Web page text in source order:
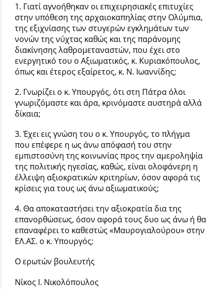
1. Γιατί αγνοήθηκαν οι επιχειρησιακές επιτυχίες
στην υπόθεση της αρχαιοκαπηλίας στην Ολύμπια,
της εξιχνίασης των στυγερών εγκλημάτων των
νονών της νύχτας καθώς και της παράνομης
διακίνησης λαθρομεταναστών, που έχει στο
ενεργητικό του ο Αξιωματικός, κ. Κυριακόπουλος,
όπως και έτερος εξαίρετος, κ. Ν. Ιωαννίδης;
2. Γνωρίζει ο κ. Υπουργός, ότι στη Πάτρα όλοι
γνωριζόμαστε και άρα, κρινόμαστε αυστηρά αλλά
δίκαια;
3. Έχει εις γνώση του ο κ. Υπουργός, το πλήγμα
που επέφερε η ως άνω απόφασή του στην
εμπιστοσύνη της κοινωνίας προς την αμεροληψία
της πολιτικής ηγεσίας, καθώς, είναι ολοφάνερη η
έλλειψη αξιοκρατικών κριτηρίων, όσον αφορά τις
κρίσεις για τους ως άνω αξιωματικούς;
4. Θα αποκαταστήσει την αξιοκρατία δια της
επανορθώσεως, όσον αφορά τους δυο ως άνω ή θα
επαναφέρει το καθεστώς «Μαυρογιαλούρου» στην
ΕΛ.ΑΣ. ο κ. Υπουργός;
Ο ερωτών βουλευτής
Νίκος Ι. Νικολόπουλος